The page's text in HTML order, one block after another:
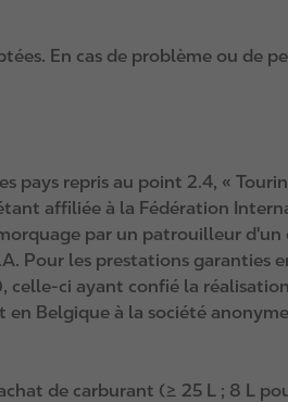
En cas de problème ou de
pays repris au point 2.4, «
affiliée à la Fédération
par un patrouilleur
Pour les prestations garanties
celle-ci ayant confié la
Belgique à la société
de carburant (≥ 25 L ; 8 L